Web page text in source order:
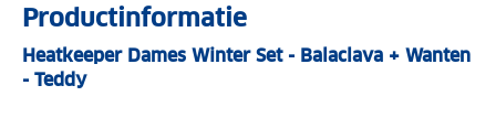
Productinformatie
Heatkeeper Dames Winter Set - Balaclava + Wanten
- Teddy